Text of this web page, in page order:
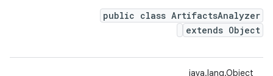
public class ArtifactsAnalyzer
extends Object
java.lang.Object